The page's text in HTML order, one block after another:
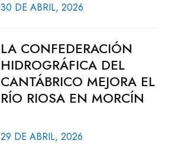
30 DE ABRIL, 2026
LA CONFEDERACIÓN
HIDROGRÁFICA DEL
CANTÁBRICO MEJORA EL
RÍO RIOSA EN MORCÍN
29 DE ABRIL, 2026